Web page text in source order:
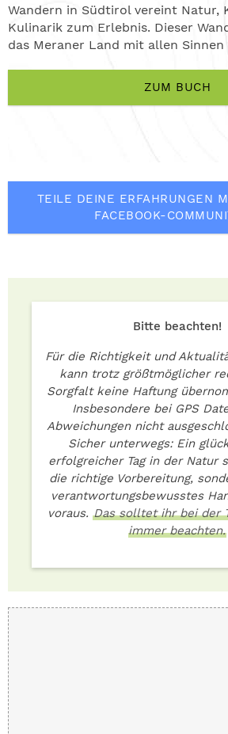
Wandern in Südtirol vereint Natur,
Kulinarik zum Erlebnis. Dieser
das Meraner Land mit allen Sinnen
ZUM BUCH
TEILE DEINE ERFAHRUNGEN
FACEBOOK-
Bitte beachten!
Für die Richtigkeit und
kann trotz größtmöglicher
Sorgfalt keine Haftung
Insbesondere bei GPS
Abweichungen nicht
Sicher unterwegs: Ein
erfolgreicher Tag in der Natur
die richtige Vorbereitung,
verantwortungsbewusstes
voraus. Das solltet ihr bei der
immer beachten.